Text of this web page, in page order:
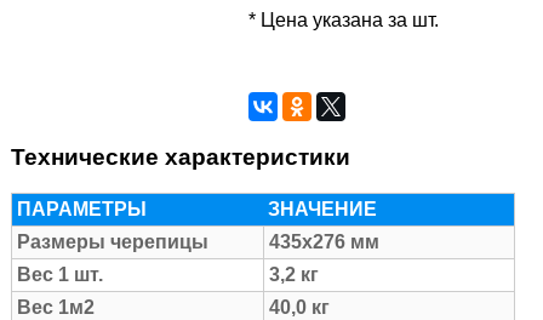
* Цена указана за шт.
Технические характеристики
ПАРАМЕТРЫ
ЗНАЧЕНИЕ
Размеры черепицы
435х276 мм
Вес 1 шт.
3,2 кг
Вес 1м2
40,0 кг